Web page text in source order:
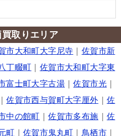
取りエリア
市大和町大字尼寺
佐賀市新
丁畷町
佐賀市大和町大字東
富士町大字古湯 ｜佐賀市光
｜佐賀市西与賀町大字厘外 ｜佐
中の館町 ｜佐賀市多布施 ｜佐
町 ｜佐賀市鬼丸町 鳥栖市